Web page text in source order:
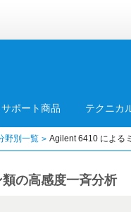
サポート商品 テクニカ
野別一覧 Agilent 6410 による
の高感度一斉分析